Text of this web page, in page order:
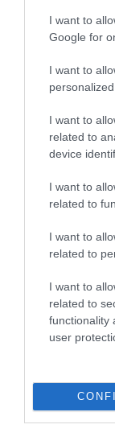
I want to
Google for
I want to
I want to
related to
device
I want to
related to
I want to
related to
I want to
related to
functionality
user
Őrlődnek a
termelők
A klímaváltozás és
betesznek a
kevesebben
terméket gyengébb…